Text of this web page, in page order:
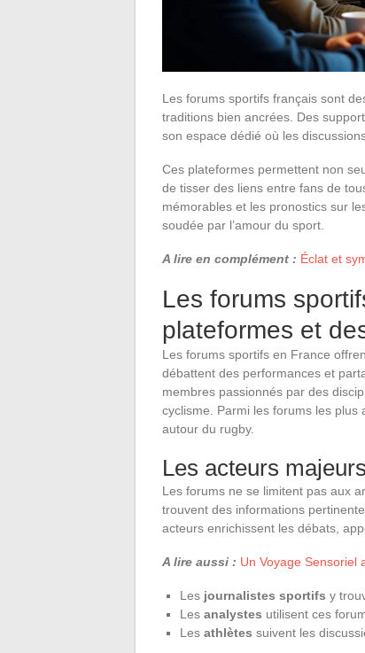
Les forums sportifs français sont
traditions bien ancrées. Des
son espace dédié où les
Ces plateformes permettent non
de tisser des liens entre fans de
mémorables et les pronostics sur
soudée par l’amour du sport.
A lire en complément : Éclat et
Les forums
plateformes et
Les forums sportifs en France
débattent des performances et
membres passionnés par des
cyclisme. Parmi les forums les plus
autour du rugby.
Les acteurs
Les forums ne se limitent pas aux
trouvent des informations
acteurs enrichissent les débats,
A lire aussi : Un Voyage
Les journalistes sportifs y
Les analystes utilisent ces
Les athlètes suivent les